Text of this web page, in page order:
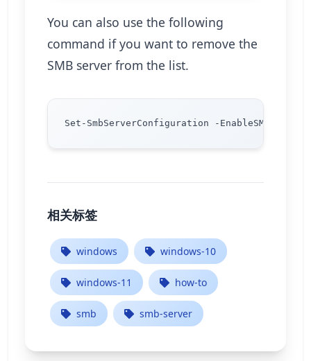
You can also use the following
command if you want to remove the
SMB server from the list.
相关标签
windows windows-10
windows-11 how-to
smb smb-server